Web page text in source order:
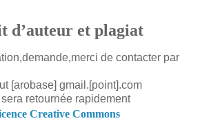
d’auteur et plagiat
de contacter par
[arobase] gmail.[point].com
retournée rapidement
Creative Commons